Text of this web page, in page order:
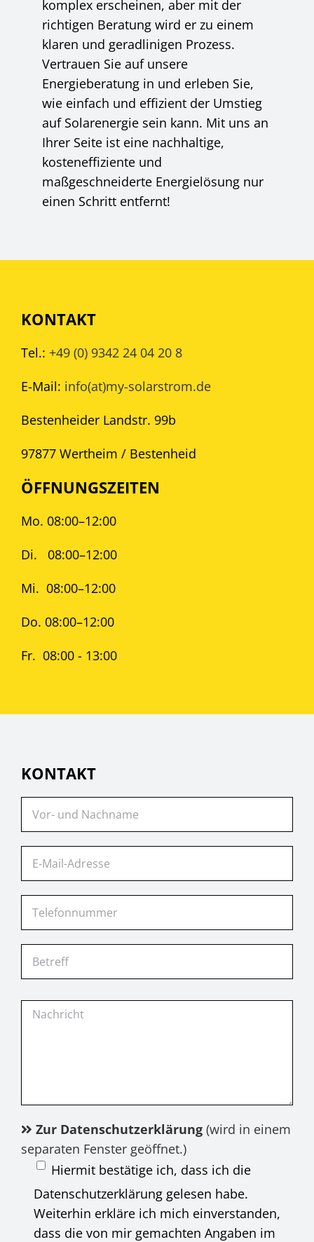
komplex erscheinen, aber mit der
richtigen Beratung wird er zu einem
klaren und geradlinigen Prozess.
Vertrauen Sie auf unsere
Energieberatung in und erleben Sie,
wie einfach und effizient der Umstieg
auf Solarenergie sein kann. Mit uns an
Ihrer Seite ist eine nachhaltige,
kosteneffiziente und
maßgeschneiderte Energielösung nur
einen Schritt entfernt!
KONTAKT
Tel.: +49 (0) 9342 24 04 20 8
E-Mail: info(at)my-solarstrom.de
Bestenheider Landstr. 99b
97877 Wertheim / Bestenheid
ÖFFNUNGSZEITEN
Mo. 08:00–12:00
Di. 08:00–12:00
Mi. 08:00–12:00
Do. 08:00–12:00
Fr. 08:00 - 13:00
KONTAKT
Zur Datenschutzerklärung(wird in einem
separaten Fenster geöffnet.)
Hiermit bestätige ich, dass ich die
Datenschutzerklärung gelesen habe.
Weiterhin erkläre ich mich einverstanden,
dass die von mir gemachten Angaben im